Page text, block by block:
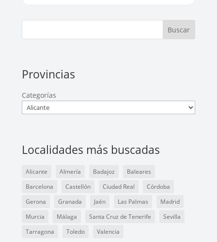
Buscar
Provincias
Categorías
Localidades más buscadas
Alicante Almería Badajoz
Baleares
Barcelona
Castellón Ciudad Real
Córdoba
Gerona
Granada Jaén Las Palmas
Madrid
Murcia
Málaga Santa Cruz de Tenerife
Sevilla
Tarragona
Toledo Valencia